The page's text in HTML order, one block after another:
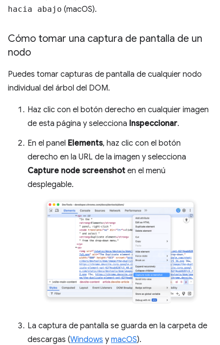
hacia abajo (macOS).
Cómo tomar una captura de pantalla de un
nodo
Puedes tomar capturas de pantalla de cualquier nodo
individual del árbol del DOM.
Haz clic con el botón derecho en cualquier imagen
de esta página y selecciona Inspeccionar.
En el panel Elements, haz clic con el botón
derecho en la URL de la imagen y selecciona
Capture node screenshot en el menú
desplegable.
La captura de pantalla se guarda en la carpeta de
descargas (Windows y macOS).